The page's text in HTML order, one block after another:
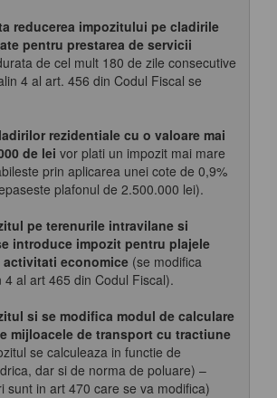
reducerea impozitului pe cladirile
pentru prestarea de servicii
de cel mult 180 de zile consecutive
4 al art. 456 din Codul Fiscal se
rezidentiale cu o valoare mai
de lei vor plati un impozit mai mare
prin aplicarea unei cote de 0,9%
plafonul de 2.500.000 lei).
pe terenurile intravilane si
introduce impozit pentru plajele
economice (se modifica
4 al art 465 din Codul Fiscal).
si se modifica modul de calculare
mijloacele de transport cu tractiune
se calculeaza in functie de
dar si de norma de poluare) –
sunt in art 470 care se va modifica)